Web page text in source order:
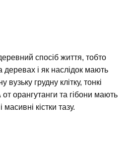
спосіб життя, тобто
і як наслідок мають
вузьку грудну клітку, тонкі
от орангутанги та гібони мають
масивні кістки тазу.